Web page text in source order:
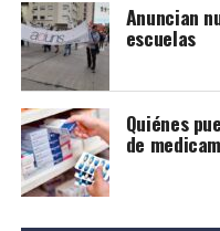
Anuncian
escuelas
Quiénes
de